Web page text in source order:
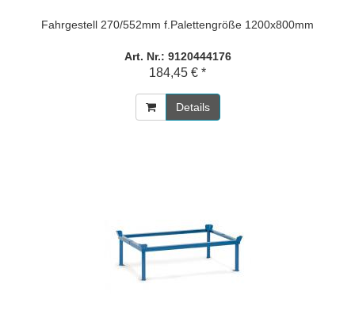
Fahrgestell 270/552mm f.Palettengröße 1200x800mm
Art. Nr.: 9120444176
184,45 € *
Details